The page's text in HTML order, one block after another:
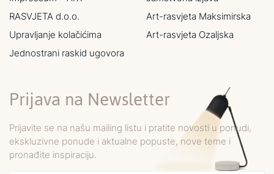
RASVJETA d.o.o.
Upravljanje kolačićima
Jednostrani raskid ugovora
Art-rasvjeta Maksimirska
Art-rasvjeta Ozaljska
Prijava na Newsletter
Prijavite se na našu mailing listu i pratite novosti u ponudi,
ekskluzivne ponude i aktualne popuste, nove teme i
pronađite inspiraciju.